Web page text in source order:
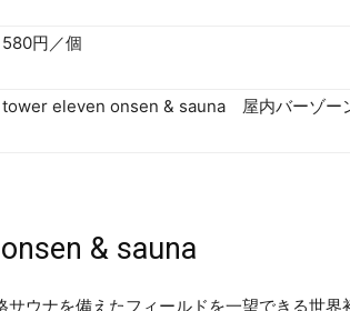
580円／個
tower eleven onsen & sauna 屋内バーゾー
& sauna
ウナを備えたフィールドを一望できる世界